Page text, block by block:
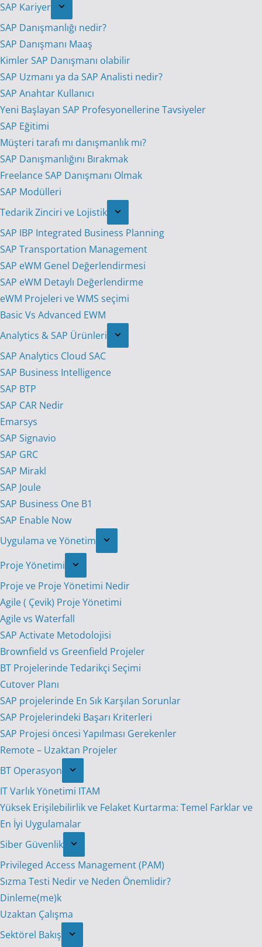
SAP Kariyer
SAP Danışmanlığı nedir?
SAP Danışmanı Maaş
Kimler SAP Danışmanı olabilir
SAP Uzmanı ya da SAP Analisti nedir?
SAP Anahtar Kullanıcı
Yeni Başlayan SAP Profesyonellerine Tavsiyeler
SAP Eğitimi
Müşteri tarafı mı danışmanlık mı?
SAP Danışmanlığını Bırakmak
Freelance SAP Danışmanı Olmak
SAP Modülleri
Tedarik Zinciri ve Lojistik
SAP IBP Integrated Business Planning
SAP Transportation Management
SAP eWM Genel Değerlendirmesi
SAP eWM Detaylı Değerlendirme
eWM Projeleri ve WMS seçimi
Basic Vs Advanced EWM
Analytics & SAP Ürünleri
SAP Analytics Cloud SAC
SAP Business Intelligence
SAP BTP
SAP CAR Nedir
Emarsys
SAP Signavio
SAP GRC
SAP Mirakl
SAP Joule
SAP Business One B1
SAP Enable Now
Uygulama ve Yönetim
Proje Yönetimi
Proje ve Proje Yönetimi Nedir
Agile ( Çevik) Proje Yönetimi
Agile vs Waterfall
SAP Activate Metodolojisi
Brownfield vs Greenfield Projeler
BT Projelerinde Tedarikçi Seçimi
Cutover Planı
SAP projelerinde En Sık Karşılan Sorunlar
SAP Projelerindeki Başarı Kriterleri
SAP Projesi öncesi Yapılması Gerekenler
Remote – Uzaktan Projeler
BT Operasyon
IT Varlık Yönetimi ITAM
Yüksek Erişilebilirlik ve Felaket Kurtarma: Temel Farklar ve
En İyi Uygulamalar
Siber Güvenlik
Privileged Access Management (PAM)
Sızma Testi Nedir ve Neden Önemlidir?
Dinleme(me)k
Uzaktan Çalışma
Sektörel Bakış